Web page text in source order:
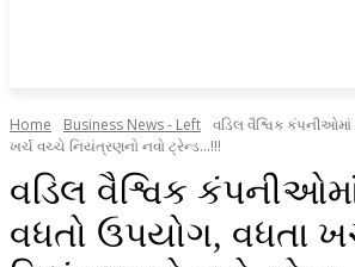
Home Business News - Left વડિલ વૈશ્વિક
ખર્ચ વચ્ચે નિયંત્રણનો નવો ટ્રેન્ડ...!!!
વડિલ વૈશ્વિક
વધતો ઉપયોગ, વધતા